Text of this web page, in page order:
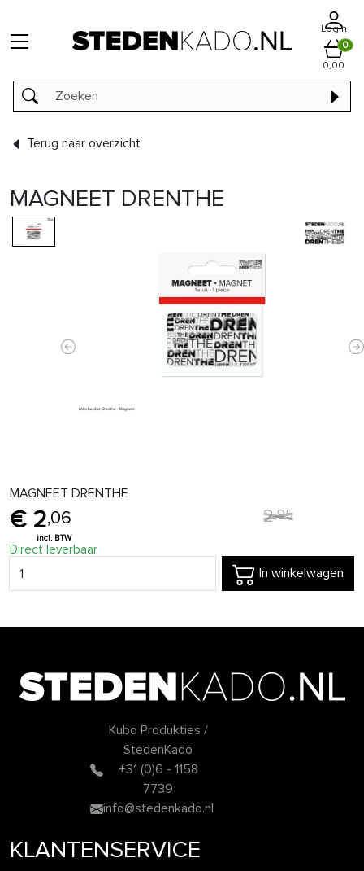
Login
0
0,00
Terug naar overzicht
MAGNEET DRENTHE
Previous
MAGNEET DRENTHE
2,06 2,95
Direct leverbaar
In winkelwagen
Kubo Produkties /
StedenKado
+31 (0)6 - 1158
7739
info@stedenkado.nl
KLANTENSERVICE